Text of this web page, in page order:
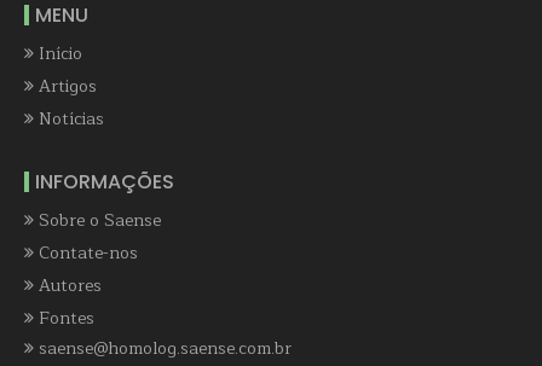
MENU
Início
Artigos
Notícias
INFORMAÇÕES
Sobre o Saense
Contate-nos
Autores
Fontes
saense@homolog.saense.com.br